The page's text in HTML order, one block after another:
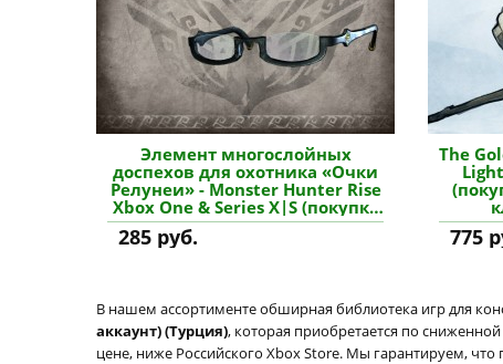
Элемент многослойных
доспехов для охотника «Очки
Релунеи» - Monster Hunter Rise
Xbox One & Series X|S (покупка
на новый аккаунт) купить
дополнение
285 руб.
The
775
В нашем ассортименте обширная библиотека игр для
аккаунт) (Турция), которая приобретается по
цене, ниже Российского Xbox Store. Мы гарантируем, что